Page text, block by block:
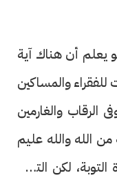
يعلم أن هناك آية
للفقراء والمساكين
الرقاب والغارمين
الله والله عليم
٦٠ من سورة التوبة، لكن التطور